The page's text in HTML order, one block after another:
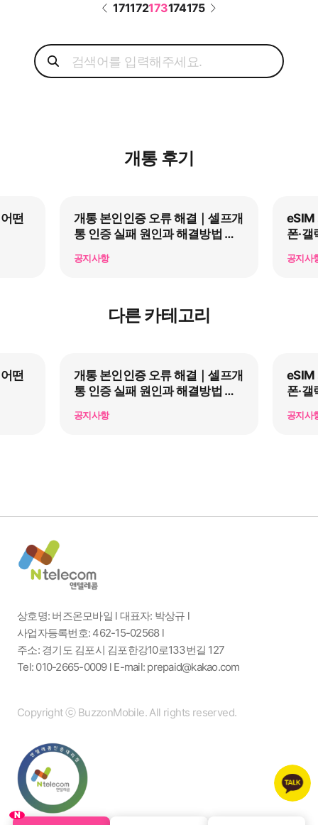
171172173174175
개통 후기
떤
개통 본인인증 오류 해결｜셀프개
통 인증 실패 원인과 해결방법 총
공지사항
eSIM
폰·
공지사
다른 카테고리
떤
개통 본인인증 오류 해결｜셀프개
통 인증 실패 원인과 해결방법 총
공지사항
eSIM
폰·
공지사
상호명: 버즈온모바일 l 대표자: 박상규 l
사업자등록번호: 462-15-02568 l
주소: 경기도 김포시 김포한강10로133번길 127
Tel: 010-2665-0009 l E-mail: prepaid@kakao.com
Copyright ⓒ BuzzonMobile. All rights reserved.
N